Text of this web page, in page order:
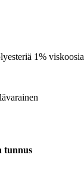
1% viskoosia
tunnus